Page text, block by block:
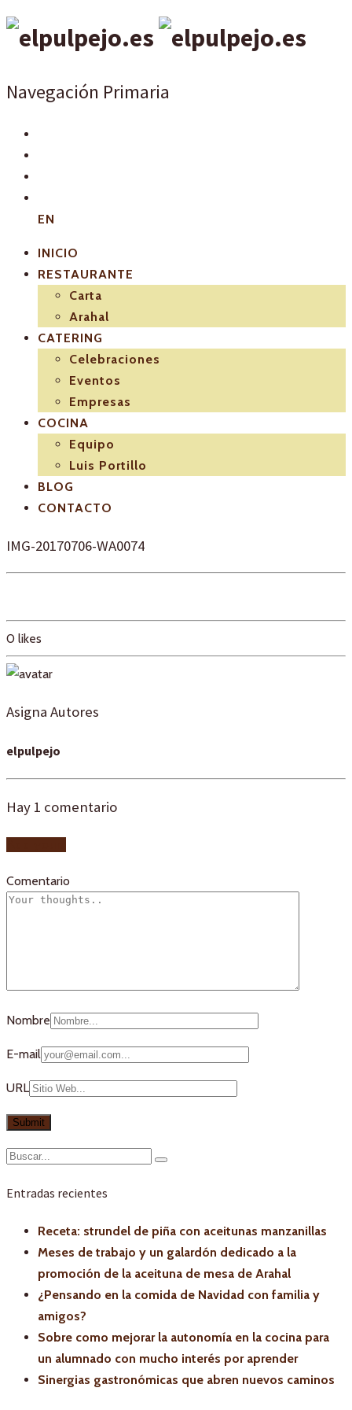
Navegación Primaria
EN
INICIO
RESTAURANTE
Carta
Arahal
CATERING
Celebraciones
Eventos
Empresas
COCINA
Equipo
Luis Portillo
BLOG
CONTACTO
IMG-20170706-WA0074
0 likes
Asigna Autores
elpulpejo
Hay 1 comentario
Comentario
Nombre
E-mail
URL
Entradas recientes
Receta: strundel de piña con aceitunas manzanillas
Meses de trabajo y un galardón dedicado a la
promoción de la aceituna de mesa de Arahal
¿Pensando en la comida de Navidad con familia y
amigos?
Sobre como mejorar la autonomía en la cocina para
un alumnado con mucho interés por aprender
Sinergias gastronómicas que abren nuevos caminos